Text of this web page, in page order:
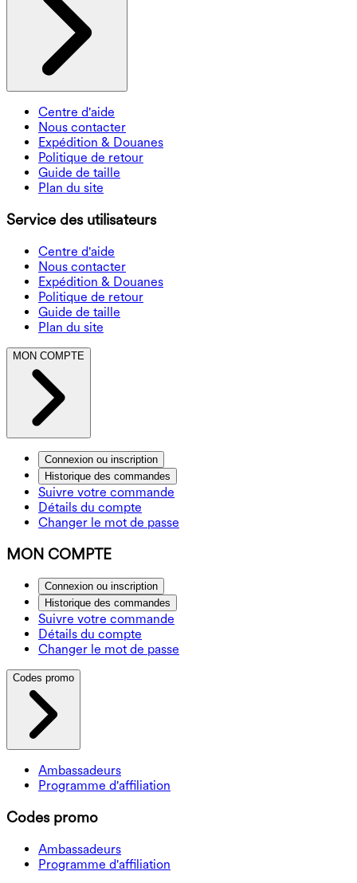
Centre d'aide
Nous contacter
Expédition & Douanes
Politique de retour
Guide de taille
Plan du site
Service des utilisateurs
Centre d'aide
Nous contacter
Expédition & Douanes
Politique de retour
Guide de taille
Plan du site
MON COMPTE
Connexion ou inscription
Historique des commandes
Suivre votre commande
Détails du compte
Changer le mot de passe
MON COMPTE
Connexion ou inscription
Historique des commandes
Suivre votre commande
Détails du compte
Changer le mot de passe
Codes promo
Ambassadeurs
Programme d'affiliation
Codes promo
Ambassadeurs
Programme d'affiliation